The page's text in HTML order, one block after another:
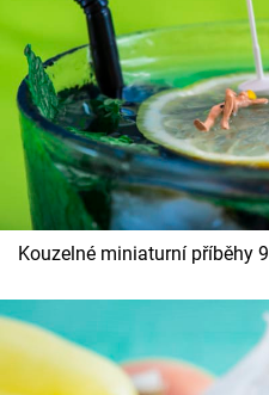
Kouzelné miniaturní příběhy 9